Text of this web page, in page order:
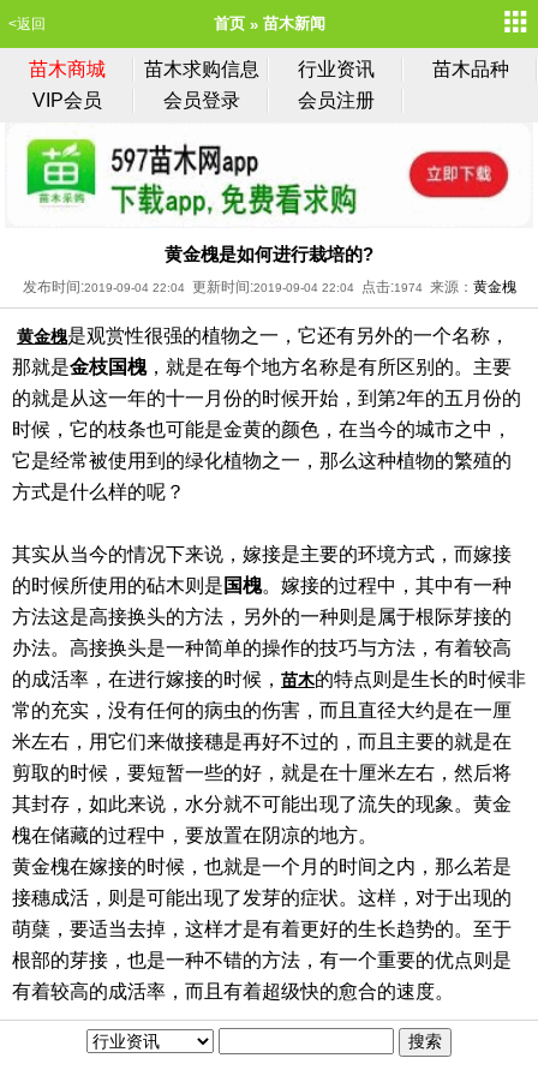
<返回 首页 苗木新闻
苗木商城 苗木求购信息 行业资讯
苗木品种
VIP会员
会员登录 会员注册
黄金槐是如何进行栽培的?
发布时间:2019-09-04 22:04更新时间:2019-09-04 22:04点击:1974来源： 黄金槐
黄金槐是观赏性很强的植物之一，它还有另外的一个名称，
那就是金枝国槐，就是在每个地方名称是有所区别的。主要
的就是从这一年的十一月份的时候开始，到第2年的五月份的
时候，它的枝条也可能是金黄的颜色，在当今的城市之中，
它是经常被使用到的绿化植物之一，那么这种植物的繁殖的
方式是什么样的呢？
其实从当今的情况下来说，嫁接是主要的环境方式，而嫁接
的时候所使用的砧木则是 国槐。嫁接的过程中，其中有一种
方法这是高接换头的方法，另外的一种则是属于根际芽接的
办法。高接换头是一种简单的操作的技巧与方法，有着较高
的成活率，在进行嫁接的时候， 苗木的特点则是生长的时候非
常的充实，没有任何的病虫的伤害，而且直径大约是在一厘
米左右，用它们来做接穗是再好不过的，而且主要的就是在
剪取的时候，要短暂一些的好，就是在十厘米左右，然后将
其封存，如此来说，水分就不可能出现了流失的现象。黄金
槐在储藏的过程中，要放置在阴凉的地方。
黄金槐在嫁接的时候，也就是一个月的时间之内，那么若是
接穗成活，则是可能出现了发芽的症状。这样，对于出现的
萌蘖，要适当去掉，这样才是有着更好的生长趋势的。至于
根部的芽接，也是一种不错的方法，有一个重要的优点则是
有着较高的成活率，而且有着超级快的愈合的速度。